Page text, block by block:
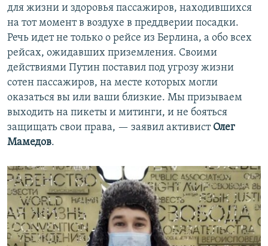
для жизни и здоровья пассажиров, находившихся
на тот момент в воздухе в преддверии посадки.
Речь идет не только о рейсе из Берлина, а обо всех
рейсах, ожидавших приземления. Своими
действиями Путин поставил под угрозу жизни
сотен пассажиров, на месте которых могли
оказаться вы или ваши близкие. Мы призываем
выходить на пикеты и митинги, и не бояться
защищать свои права, — заявил активист Олег
Мамедов.